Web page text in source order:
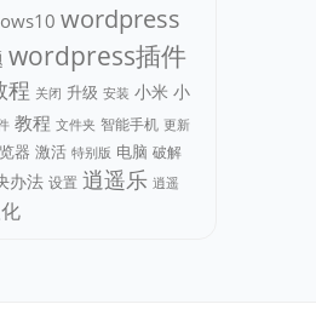
wordpress
wordpress插件
程 关闭 升级 安装 小米 小
教程 文件夹 智能手机 更新
器 激活 特别版 电脑 破解
办法 设置 逍遥乐 逍遥